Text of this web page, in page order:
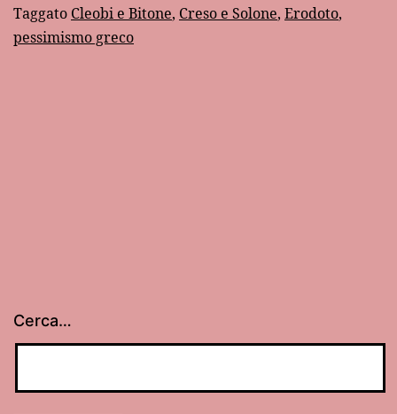
di
Taggato Cleobi e Bitone, Creso e Solone, Erodoto,
pessimismo greco
Cerca…